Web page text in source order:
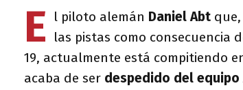
E l piloto alemán Daniel Abt
las pistas como consecuencia
19, actualmente está compitiendo
acaba de ser despedido del equipo